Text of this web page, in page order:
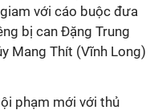
với cáo buộc đưa
bị can Đặng Trung
Mang Thít (Vĩnh Long)
phạm mới với thủ